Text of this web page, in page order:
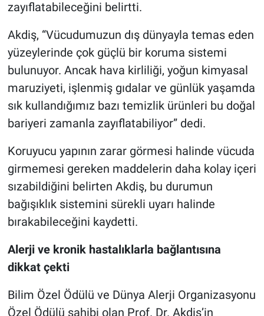
zayıflatabileceğini belirtti.
Akdiş, “Vücudumuzun dış dünyayla temas eden
yüzeylerinde çok güçlü bir koruma sistemi
bulunuyor. Ancak hava kirliliği, yoğun kimyasal
maruziyeti, işlenmiş gıdalar ve günlük yaşamda
sık kullandığımız bazı temizlik ürünleri bu doğal
bariyeri zamanla zayıflatabiliyor” dedi.
Koruyucu yapının zarar görmesi halinde vücuda
girmemesi gereken maddelerin daha kolay içeri
sızabildiğini belirten Akdiş, bu durumun
bağışıklık sistemini sürekli uyarı halinde
bırakabileceğini kaydetti.
Alerji ve kronik hastalıklarla bağlantısına
dikkat çekti
Bilim Özel Ödülü ve Dünya Alerji Organizasyonu
Özel Ödülü sahibi olan Prof. Dr. Akdiş’in